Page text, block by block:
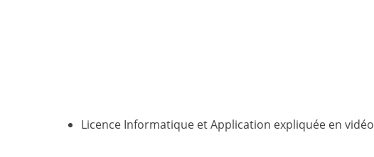
Licence Informatique et Application expliquée en vidéo